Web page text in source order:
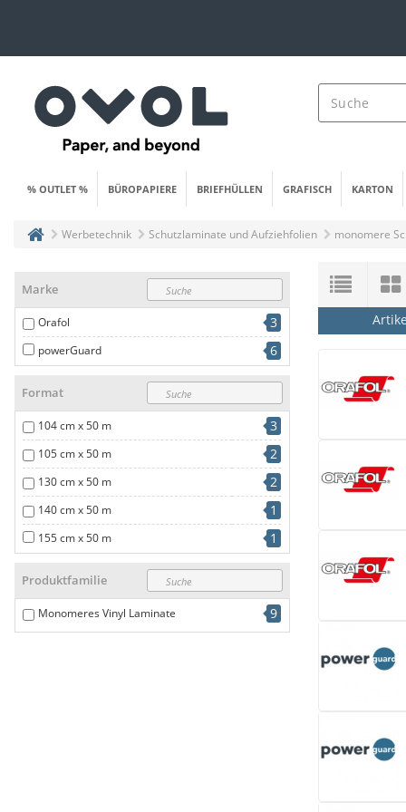
% OUTLET % BÜROPAPIERE BRIEFHÜLLEN GRAFISCH KARTON
Werbetechnik Schutzlaminate und Aufziehfolien monomere
Marke
Orafol 3
powerGuard 6
Format
104 cm x 50 m 3
105 cm x 50 m 2
130 cm x 50 m 2
140 cm x 50 m 1
155 cm x 50 m 1
Produktfamilie
Monomeres Vinyl Laminate 9